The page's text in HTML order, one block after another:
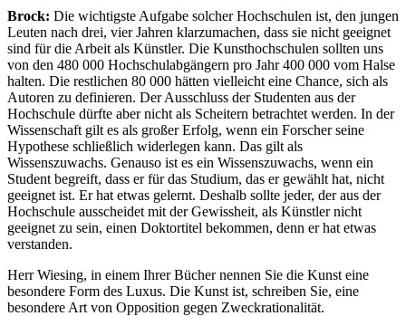
Brock: Die wichtigste Aufgabe solcher Hochschulen ist, den jungen
Leuten nach drei, vier Jahren klarzumachen, dass sie nicht geeignet
sind für die Arbeit als Künstler. Die Kunsthochschulen sollten uns
von den 480 000 Hochschulabgängern pro Jahr 400 000 vom Halse
halten. Die restlichen 80 000 hätten vielleicht eine Chance, sich als
Autoren zu definieren. Der Ausschluss der Studenten aus der
Hochschule dürfte aber nicht als Scheitern betrachtet werden. In der
Wissenschaft gilt es als großer Erfolg, wenn ein Forscher seine
Hypothese schließlich widerlegen kann. Das gilt als
Wissenszuwachs. Genauso ist es ein Wissenszuwachs, wenn ein
Student begreift, dass er für das Studium, das er gewählt hat, nicht
geeignet ist. Er hat etwas gelernt. Deshalb sollte jeder, der aus der
Hochschule ausscheidet mit der Gewissheit, als Künstler nicht
geeignet zu sein, einen Doktortitel bekommen, denn er hat etwas
verstanden.
Herr Wiesing, in einem Ihrer Bücher nennen Sie die Kunst eine
besondere Form des Luxus. Die Kunst ist, schreiben Sie, eine
besondere Art von Opposition gegen Zweckrationalität.